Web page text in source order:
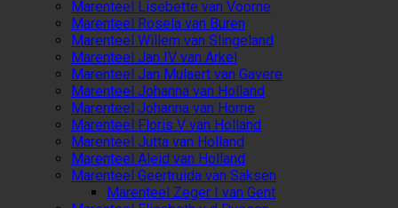
Marenteel Lisebette van Voorne
Marenteel Rosela van Buren
Marenteel Willem van Slingeland
Marenteel Jan IV van Arkel
Marenteel Jan Mulaert van Gavere
Marenteel Johanna van Holland
Marenteel Johanna van Horne
Marenteel Floris V van Holland
Marenteel Jutta van Holland
Marenteel Aleid van Holland
Marenteel Geertruida van Saksen
Marenteel Zeger I van Gent